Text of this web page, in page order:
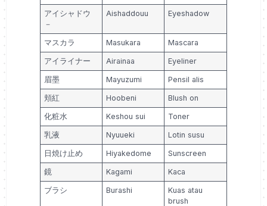
アイシャドウ
－
Aishaddouu Eyeshadow
マスカラ Masukara Mascara
アイライナー Airainaa Eyeliner
眉墨 Mayuzumi Pensil alis
頬紅 Hoobeni Blush on
化粧水 Keshou sui Toner
乳液 Nyuueki Lotin susu
日焼け止め Hiyakedome Sunscreen
鏡 Kagami Kaca
ブラシ Burashi
Kuas atau
brush